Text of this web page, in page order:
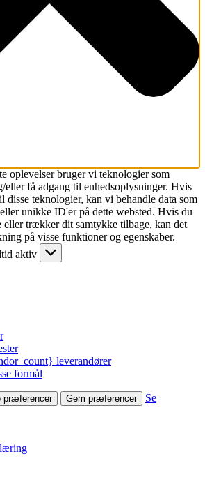
oplevelser bruger vi teknologier som
eller få adgang til enhedsoplysninger. Hvis
disse teknologier, kan vi behandle data som
unikke ID'er på dette websted. Hvis du
trækker dit samtykke tilbage, kan det
på visse funktioner og egenskaber.
aktiv
leverandører
formål
præferencer Gem præferencer
Se